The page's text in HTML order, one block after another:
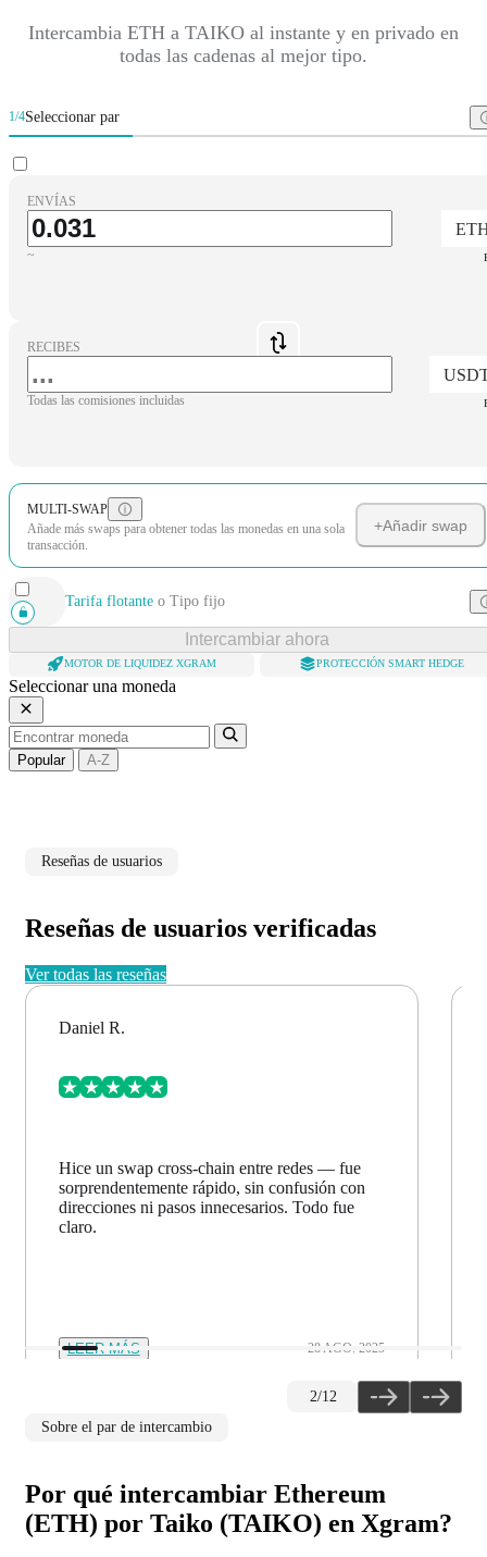
Intercambia ETH a TAIKO al instante y en privado en
todas las cadenas al mejor tipo.
1/4Seleccionar par
ENVÍAS
~
RECIBES
Todas las comisiones incluidas
MULTI-SWAP
Añade más swaps para obtener todas las monedas en una sola
transacción.
+Añadir swap
Tarifa flotante o Tipo fijo
Intercambiar ahora
MOTOR DE LIQUIDEZ XGRAM PROTECCIÓN SMART HEDGE
Seleccionar una moneda
Popular A-Z
Reseñas de usuarios
Reseñas de usuarios verificadas
Ver todas las reseñas
Daniel R.
Hice un swap cross-chain entre redes — fue
sorprendentemente rápido, sin confusión con
direcciones ni pasos innecesarios. Todo fue
claro.
LEER MÁS 28 AGO. 2025
2/12
Sobre el par de intercambio
Por qué intercambiar Ethereum
(ETH) por Taiko (TAIKO) en Xgram?